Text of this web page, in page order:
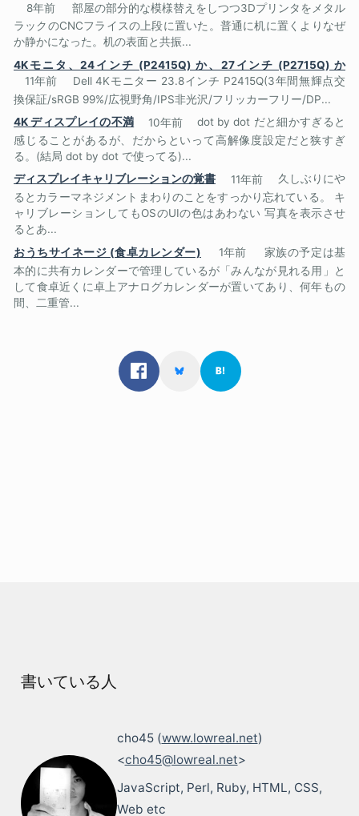
8年前
部屋の部分的な模様替えをしつつ3Dプリンタをメタル
ラックのCNCフライスの上段に置いた。普通に机に置くよりなぜ
か静かになった。机の表面と共振...
4Kモニタ、24インチ (P2415Q) か、27インチ (P2715Q) か
11年前
Dell 4Kモニター 23.8インチ P2415Q(3年間無輝点交
換保証/sRGB 99%/広視野角/IPS非光沢/フリッカーフリー/DP...
4K ディスプレイの不満
10年前
dot by dot だと細かすぎると
感じることがあるが、だからといって高解像度設定だと狭すぎ
る。(結局 dot by dot で使ってる)...
ディスプレイキャリブレーションの覚書
11年前
久しぶりにや
るとカラーマネジメントまわりのことをすっかり忘れている。 キ
ャリブレーションしてもOSのUIの色はあわない 写真を表示させ
るとあ...
おうちサイネージ (食卓カレンダー)
1年前
家族の予定は基
本的に共有カレンダーで管理しているが「みんなが見れる用」と
して食卓近くに卓上アナログカレンダーが置いてあり、何年もの
間、二重管...
書いている人
cho45 (www.lowreal.net)
<cho45@lowreal.net>
JavaScript, Perl, Ruby, HTML, CSS,
Web etc